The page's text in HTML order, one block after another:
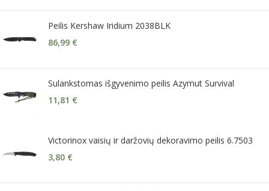
Peilis Kershaw Iridium 2038BLK
86,99 €
Sulankstomas išgyvenimo peilis Azymut Survival
11,81 €
Victorinox vaisių ir daržovių dekoravimo peilis 6.7503
3,80 €